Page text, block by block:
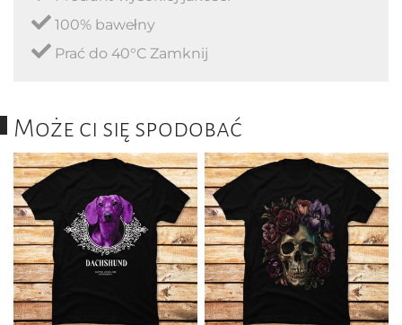
100% bawełny
Prać do 40°C Zamknij
Może ci się spodobać